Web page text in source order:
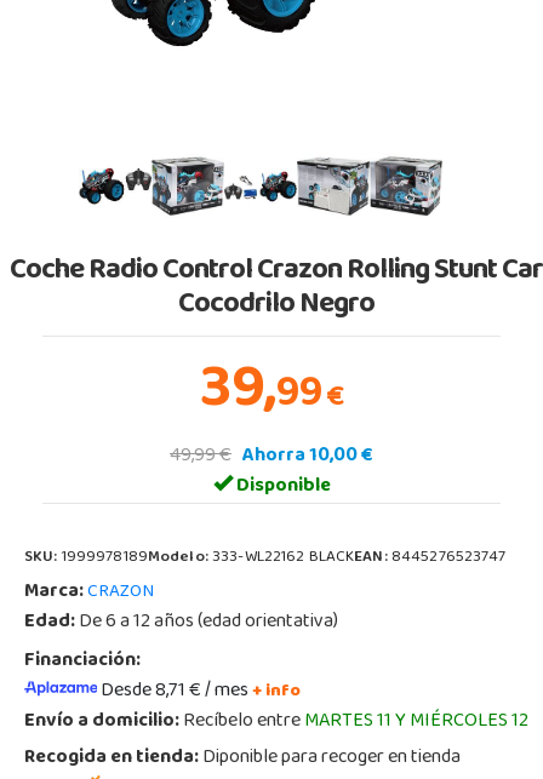
Coche Radio Control Crazon Rolling Stunt Car
Cocodrilo Negro
39,99€
49,99 € Ahorra 10,00 €
Disponible
SKU:1999978189Modelo:333-WL22162 BLACKEAN:8445276523747
Marca:CRAZON
Edad:De 6 a 12 años (edad orientativa)
Financiación:
Desde 8,71 € / mes+ info
Envío a domicilio:Recíbelo entreMARTES 11 Y MIÉRCOLES 12
Recogida en tienda:Diponible para recoger en tienda